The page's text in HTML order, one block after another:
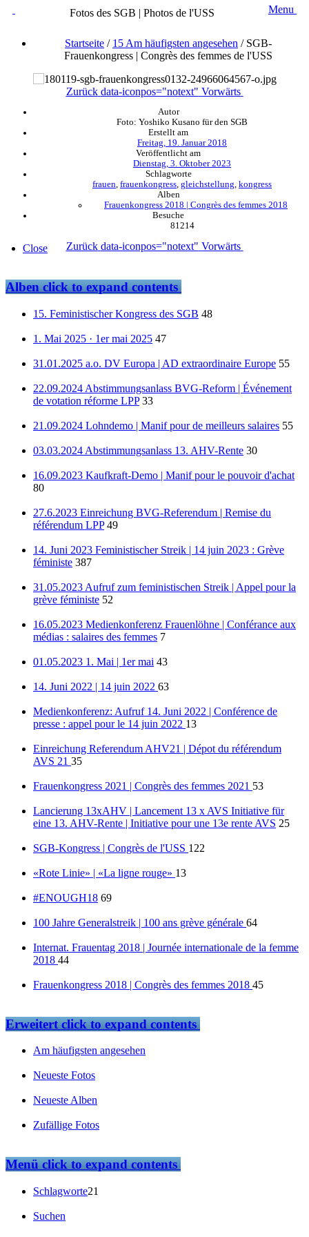
Fotos des SGB | Photos de l'USS Menu
Startseite / 15 Am häufigsten angesehen / SGB-
Frauenkongress | Congrès des femmes de l'USS
Zurück data-iconpos="notext" Vorwärts
Autor
Foto: Yoshiko Kusano für den SGB
Erstellt am
Freitag, 19. Januar 2018
Veröffentlicht am
Dienstag, 3. Oktober 2023
Schlagworte
frauen frauenkongress gleichstellung kongress
Alben
Frauenkongress 2018 | Congrès des femmes 2018
Besuche
81214
Zurück data-iconpos="notext" Vorwärts
Close
Albenclick to expand contents
15. Feministischer Kongress des SGB 48
1. Mai 2025 · 1er mai 2025 47
31.01.2025 a.o. DV Europa | AD extraordinaire Europe 55
22.09.2024 Abstimmungsanlass BVG-Reform | Événement
de votation réforme LPP 33
21.09.2024 Lohndemo | Manif pour de meilleurs salaires 55
03.03.2024 Abstimmungsanlass 13. AHV-Rente 30
16.09.2023 Kaufkraft-Demo | Manif pour le pouvoir d'achat
80
27.6.2023 Einreichung BVG-Referendum | Remise du
référendum LPP 49
14. Juni 2023 Feministischer Streik | 14 juin 2023 : Grève
féministe 387
31.05.2023 Aufruf zum feministischen Streik | Appel pour la
grève féministe 52
16.05.2023 Medienkonferenz Frauenlöhne | Conférance aux
médias : salaires des femmes 7
01.05.2023 1. Mai | 1er mai 43
14. Juni 2022 | 14 juin 2022 63
Medienkonferenz: Aufruf 14. Juni 2022 | Conférence de
presse : appel pour le 14 juin 2022 13
Einreichung Referendum AHV21 | Dépot du référendum
AVS 21 35
Frauenkongress 2021 | Congrès des femmes 2021 53
Lancierung 13xAHV | Lancement 13 x AVS Initiative für
eine 13. AHV-Rente | Initiative pour une 13e rente AVS 25
SGB-Kongress | Congrès de l'USS 122
«Rote Linie» | «La ligne rouge» 13
#ENOUGH18 69
100 Jahre Generalstreik | 100 ans grève générale 64
Internat. Frauentag 2018 | Journée internationale de la femme
2018 44
Frauenkongress 2018 | Congrès des femmes 2018 45
Erweitertclick to expand contents
Am häufigsten angesehen
Neueste Fotos
Neueste Alben
Zufällige Fotos
Menüclick to expand contents
Schlagworte21
Suchen